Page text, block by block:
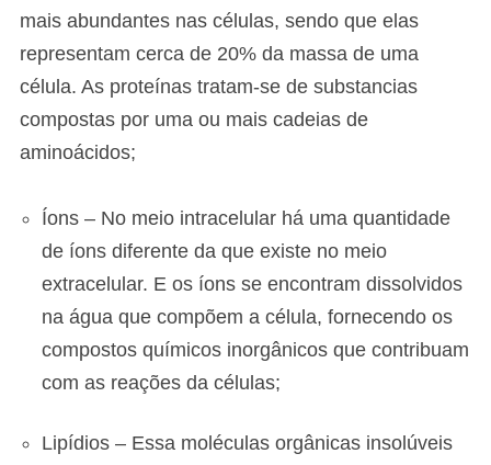
mais abundantes nas células, sendo que elas
representam cerca de 20% da massa de uma
célula. As proteínas tratam-se de substancias
compostas por uma ou mais cadeias de
aminoácidos;
Íons – No meio intracelular há uma quantidade
de íons diferente da que existe no meio
extracelular. E os íons se encontram dissolvidos
na água que compõem a célula, fornecendo os
compostos químicos inorgânicos que contribuam
com as reações da células;
Lipídios – Essa moléculas orgânicas insolúveis